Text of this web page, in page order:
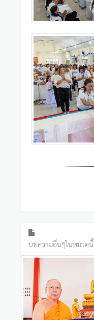
บทความอื่นๆในหมวดนี้